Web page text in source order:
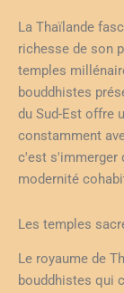
La Thaïlande
richesse de son
temples
bouddhistes
du Sud-Est offre
constamment
c'est s'immerger
modernité
Les temples
Le royaume de
bouddhistes qui